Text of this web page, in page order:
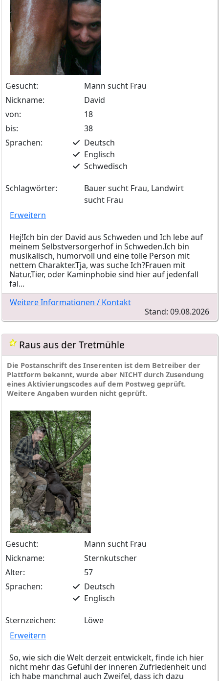
Gesucht:
Mann sucht Frau
Nickname:
David
von:
18
bis:
38
Sprachen:
Deutsch
Englisch
Schwedisch
Schlagwörter:
Bauer sucht Frau, Landwirt
sucht Frau
Erweitern
Hej!Ich bin der David aus Schweden und Ich lebe auf
meinem Selbstversorgerhof in Schweden.Ich bin
musikalisch, humorvoll und eine tolle Person mit
nettem Charakter.Tja, was suche Ich?Frauen mit
Natur,Tier, oder Kaminphobie sind hier auf jedenfall
fal...
Weitere Informationen / Kontakt
Stand: 09.08.2026
Raus aus der Tretmühle
Die Postanschrift des Inserenten ist dem Betreiber der
Plattform bekannt, wurde aber NICHT durch Zusendung
eines Aktivierungscodes auf dem Postweg geprüft.
Weitere Angaben wurden nicht geprüft.
Gesucht:
Mann sucht Frau
Nickname:
Sternkutscher
Alter:
57
Sprachen:
Deutsch
Englisch
Sternzeichen:
Löwe
Erweitern
So, wie sich die Welt derzeit entwickelt, finde ich hier
nicht mehr das Gefühl der inneren Zufriedenheit und
ich habe manchmal auch Zweifel, dass ich dazu